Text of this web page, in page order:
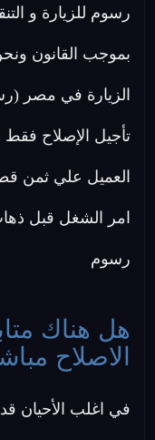
رسوم للزيارة و
بموجب القانون
الزيارة في مصر
تأجيل الإصلاح فقط
العميل علي ثمن
امر الشغل قبل
رسوم
هل هناك
الاصلاح
في اغلب الأحيان قد